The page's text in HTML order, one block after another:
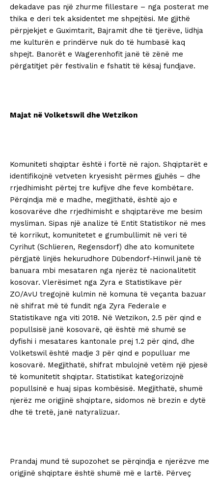
dekadave pas një zhurme fillestare – nga posterat me
thika e deri tek aksidentet me shpejtësi. Me gjithë
përpjekjet e Guximtarit, Bajramit dhe të tjerëve, lidhja
me kulturën e prindërve nuk do të humbasë kaq
shpejt. Banorët e Wagerenhofit janë të zënë me
përgatitjet për festivalin e fshatit të kësaj fundjave.
Majat në Volketswil dhe Wetzikon
Komuniteti shqiptar është i fortë në rajon. Shqiptarët e
identifikojnë vetveten kryesisht përmes gjuhës – dhe
rrjedhimisht përtej tre kufijve dhe feve kombëtare.
Përqindja më e madhe, megjithatë, është ajo e
kosovarëve dhe rrjedhimisht e shqiptarëve me besim
mysliman. Sipas një analize të Entit Statistikor në mes
të korrikut, komunitetet e grumbullimit në veri të
Cyrihut (Schlieren, Regensdorf) dhe ato komunitete
përgjatë linjës hekurudhore Dübendorf-Hinwil janë të
banuara mbi mesataren nga njerëz të nacionalitetit
kosovar. Vlerësimet nga Zyra e Statistikave për
ZO/AvU tregojnë kulmin në komuna të veçanta bazuar
në shifrat më të fundit nga Zyra Federale e
Statistikave nga viti 2018. Në Wetzikon, 2.5 për qind e
popullsisë janë kosovarë, që është më shumë se
dyfishi i mesatares kantonale prej 1.2 për qind, dhe
Volketswil është madje 3 për qind e populluar me
kosovarë. Megjithatë, shifrat mbulojnë vetëm një pjesë
të komunitetit shqiptar. Statistikat kategorizojnë
popullsinë e huaj sipas kombësisë. Megjithatë, shumë
njerëz me origjinë shqiptare, sidomos në brezin e dytë
dhe të tretë, janë natyralizuar.
Prandaj mund të supozohet se përqindja e njerëzve me
origjinë shqiptare është shumë më e lartë. Përveç